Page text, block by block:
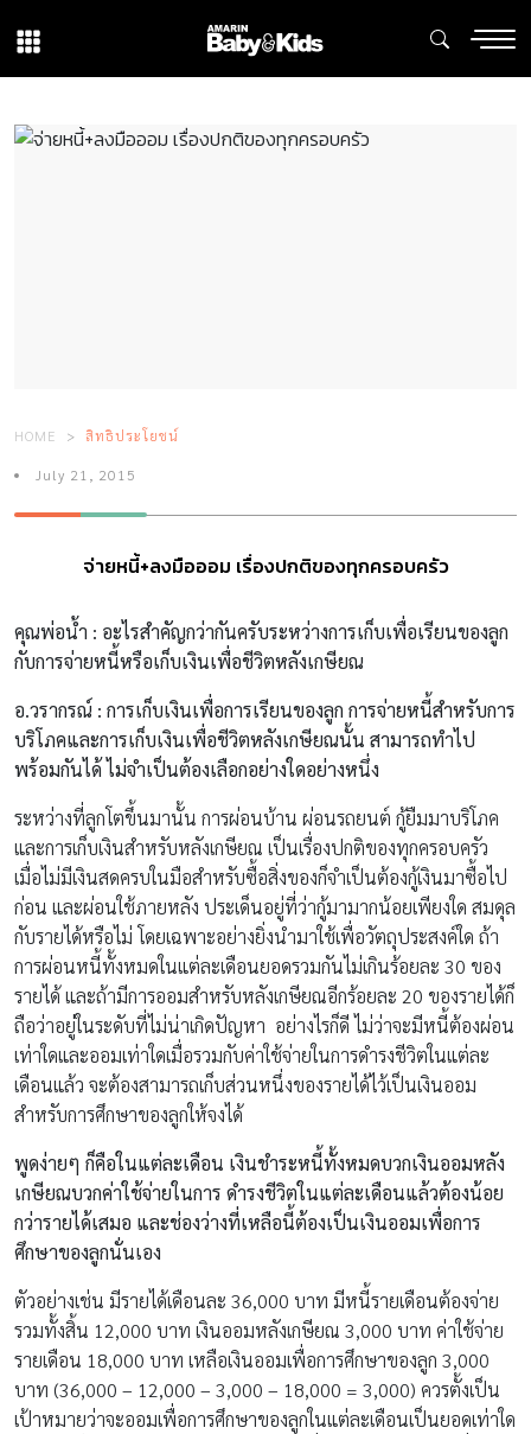
HOME สิทธิประโยชน์
July 21, 2015
จ่ายหนี้+ลงมือออม เรื่องปกติของทุกครอบครัว
คุณพ่อน้ำ : อะไรสำคัญกว่ากันครับระหว่างการเก็บเพื่อเรียนของลูก
กับการจ่ายหนี้หรือเก็บเงินเพื่อชีวิตหลังเกษียณ
อ.วรากรณ์ : การเก็บเงินเพื่อการเรียนของลูก การจ่ายหนี้สำหรับการ
บริโภคและการเก็บเงินเพื่อชีวิตหลังเกษียณนั้น สามารถทำไป
พร้อมกันได้ ไม่จำเป็นต้องเลือกอย่างใดอย่างหนึ่ง
ระหว่างที่ลูกโตขึ้นมานั้น การผ่อนบ้าน ผ่อนรถยนต์ กู้ยืมมาบริโภค
และการเก็บเงินสำหรับหลังเกษียณ เป็นเรื่องปกติของทุกครอบครัว
เมื่อไม่มีเงินสดครบในมือสำหรับซื้อสิ่งของก็จำเป็นต้องกู้เงินมาซื้อไป
ก่อน และผ่อนใช้ภายหลัง ประเด็นอยู่ที่ว่ากู้มามากน้อยเพียงใด สมดุล
กับรายได้หรือไม่ โดยเฉพาะอย่างยิ่งนำมาใช้เพื่อวัตถุประสงค์ใด ถ้า
การผ่อนหนี้ทั้งหมดในแต่ละเดือนยอดรวมกันไม่เกินร้อยละ 30 ของ
รายได้ และถ้ามีการออมสำหรับหลังเกษียณอีกร้อยละ 20 ของรายได้ก็
ถือว่าอยู่ในระดับที่ไม่น่าเกิดปัญหา อย่างไรก็ดี ไม่ว่าจะมีหนี้ต้องผ่อน
เท่าใดและออมเท่าใดเมื่อรวมกับค่าใช้จ่ายในการดำรงชีวิตในแต่ละ
เดือนแล้ว จะต้องสามารถเก็บส่วนหนึ่งของรายได้ไว้เป็นเงินออม
สำหรับการศึกษาของลูกให้จงได้
พูดง่ายๆ ก็คือในแต่ละเดือน เงินชำระหนี้ทั้งหมดบวกเงินออมหลัง
เกษียณบวกค่าใช้จ่ายในการ ดำรงชีวิตในแต่ละเดือนแล้วต้องน้อย
กว่ารายได้เสมอ และช่องว่างที่เหลือนี้ต้องเป็นเงินออมเพื่อการ
ศึกษาของลูกนั่นเอง
ตัวอย่างเช่น มีรายได้เดือนละ 36,000 บาท มีหนี้รายเดือนต้องจ่าย
รวมทั้งสิ้น 12,000 บาท เงินออมหลังเกษียณ 3,000 บาท ค่าใช้จ่าย
รายเดือน 18,000 บาท เหลือเงินออมเพื่อการศึกษาของลูก 3,000
บาท (36,000 – 12,000 – 3,000 – 18,000 = 3,000) ควรตั้งเป็น
เป้าหมายว่าจะออมเพื่อการศึกษาของลูกในแต่ละเดือนเป็นยอดเท่าใด